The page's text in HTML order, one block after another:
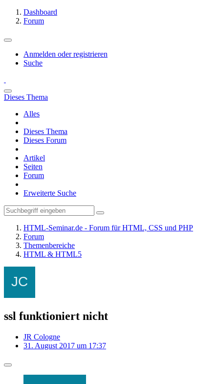
Dashboard
Forum
Anmelden oder registrieren
Suche
Dieses Thema
Alles
Dieses Thema
Dieses Forum
Artikel
Seiten
Forum
Erweiterte Suche
HTML-Seminar.de - Forum für HTML, CSS und PHP
Forum
Themenbereiche
HTML & HTML5
ssl funktioniert nicht
JR Cologne
31. August 2017 um 17:37